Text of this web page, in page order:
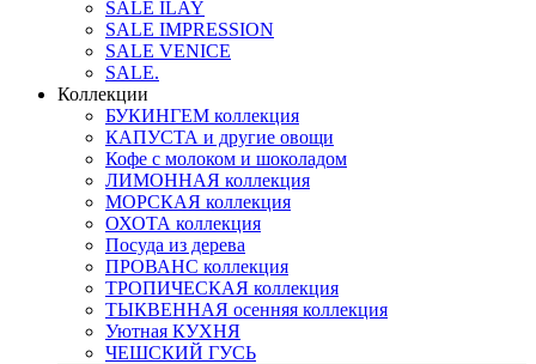
SALE ILAY
SALE IMPRESSION
SALE VENICE
SALE.
Коллекции
БУКИНГЕМ коллекция
КАПУСТА и другие овощи
Кофе с молоком и шоколадом
ЛИМОННАЯ коллекция
МОРСКАЯ коллекция
ОХОТА коллекция
Посуда из дерева
ПРОВАНС коллекция
ТРОПИЧЕСКАЯ коллекция
ТЫКВЕННАЯ осенняя коллекция
Уютная КУХНЯ
ЧЕШСКИЙ ГУСЬ